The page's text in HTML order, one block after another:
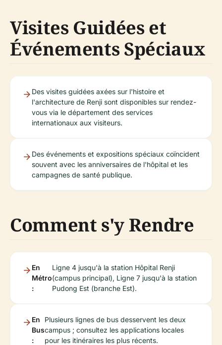
Visites Guidées et
Événements Spéciaux
Des visites guidées axées sur l'histoire et
l'architecture de Renji sont disponibles sur rendez-
vous via le département des services
internationaux aux visiteurs.
Des événements et expositions spéciaux coïncident
souvent avec les anniversaires de l'hôpital et les
campagnes de santé publique.
Comment s'y Rendre
En
Métro
:
Ligne 4 jusqu'à la station Hôpital Renji
(campus principal), Ligne 7 jusqu'à la station
Pudong Est (branche Est).
En
Bus
:
Plusieurs lignes de bus desservent les deux
campus ; consultez les applications locales
pour les itinéraires les plus récents.